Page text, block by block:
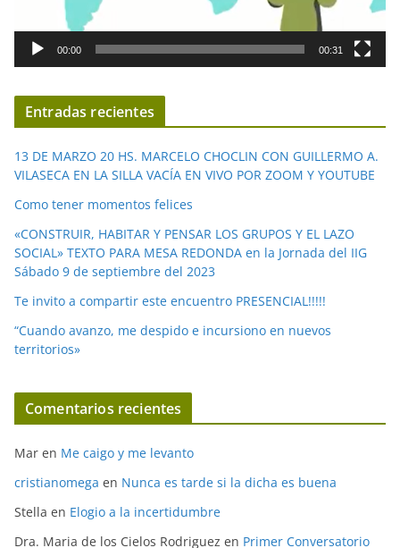
d
í
d
o
00:00 00:31
Entradas recientes
13 DE MARZO 20 HS. MARCELO CHOCLIN CON GUILLERMO A.
VILASECA EN LA SILLA VACÍA EN VIVO POR ZOOM Y YOUTUBE
Como tener momentos felices
«CONSTRUIR, HABITAR Y PENSAR LOS GRUPOS Y EL LAZO
SOCIAL» TEXTO PARA MESA REDONDA en la Jornada del IIG
Sábado 9 de septiembre del 2023
Te invito a compartir este encuentro PRESENCIAL!!!!!
“Cuando avanzo, me despido e incursiono en nuevos
territorios»
Comentarios recientes
Mar en Me caigo y me levanto
cristianomega en Nunca es tarde si la dicha es buena
Stella en Elogio a la incertidumbre
Dra. Maria de los Cielos Rodriguez en Primer Conversatorio